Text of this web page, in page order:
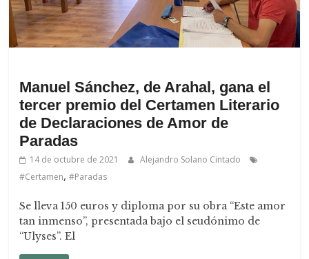
Manuel Sánchez, de Arahal, gana el
tercer premio del Certamen Literario
de Declaraciones de Amor de
Paradas
14 de octubre de 2021
Alejandro Solano Cintado
#Certamen,#Paradas
Se lleva 150 euros y diploma por su obra “Este amor
tan inmenso”, presentada bajo el seudónimo de
“Ulyses”. El